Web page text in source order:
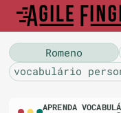
Romeno
vocabulário
APRENDA